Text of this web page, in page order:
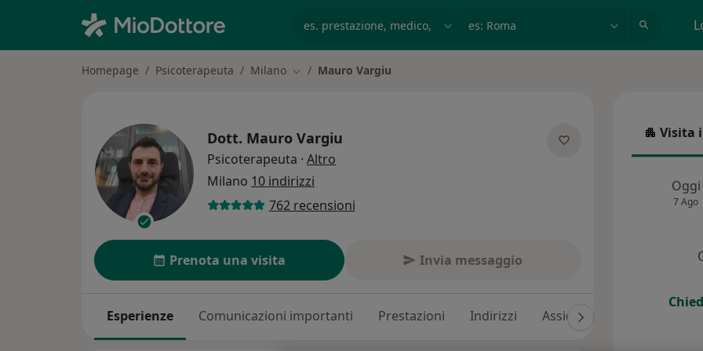
Homepage Psicoterapeuta Milano Cambia città
Mauro Vargiu
Dott. Mauro Vargiu
Psicoterapeuta · Altro
Milano 10 indirizzi
762 recensioni
Prenota una visita Invia messaggio
Esperienze Comunicazioni importanti Prestazioni Indirizzi Assicurazioni
Visita
Visita
Oggi
7 Ago